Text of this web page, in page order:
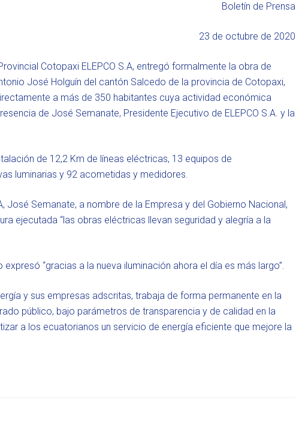
Boletín de Prensa
23 de octubre de 2020
Cotopaxi ELEPCO S.A, entregó formalmente la obra de
José Holguín del cantón Salcedo de la provincia de Cotopaxi,
a más de 350 habitantes cuya actividad económica
de José Semanate, Presidente Ejecutivo de ELEPCO S.A. y la
de 12,2 Km de líneas eléctricas, 13 equipos de
luminarias y 92 acometidas y medidores.
José Semanate, a nombre de la Empresa y del Gobierno Nacional,
ejecutada “las obras eléctricas llevan seguridad y alegría a la
“gracias a la nueva iluminación ahora el día es más largo”.
y sus empresas adscritas, trabaja de forma permanente en la
público, bajo parámetros de transparencia y de calidad en la
a los ecuatorianos un servicio de energía eficiente que mejore la